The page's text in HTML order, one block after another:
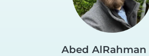
Abed AlRahman